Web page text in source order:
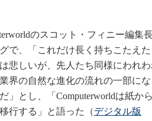
のスコット・フィニー編集
で、「これだけ長く持ちこたえ
悲しいが、先人たち同様にわれわ
界の自然な進化の流れの一部にな
」とし、「Computerworldは紙か
行する」と語った（デジタル版